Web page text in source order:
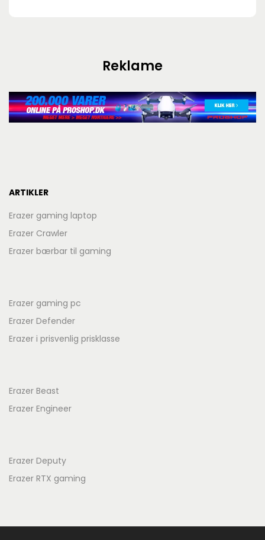
Reklame
ARTIKLER
Erazer gaming laptop
Erazer Crawler
Erazer bærbar til gaming
Erazer gaming pc
Erazer Defender
Erazer i prisvenlig prisklasse
Erazer Beast
Erazer Engineer
Erazer Deputy
Erazer RTX gaming